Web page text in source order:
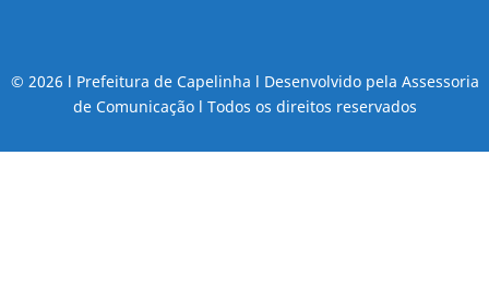
© 2026 l Prefeitura de Capelinha l Desenvolvido pela Assessoria
de Comunicação l Todos os direitos reservados